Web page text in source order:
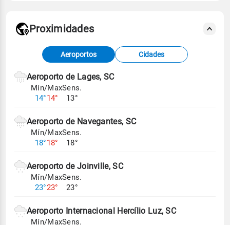
Fonte: dados combinados de estações
meteorológicas e satélite do Centro de Previsão
de Tempo e Estudos Climáticos (CPTEC).
Para obter mais informações sobre os dados
Proximidades
Aeroportos Cidades
Aeroporto de Lages, SC
Mín/Max
14°14°
Sens.
13°
Aeroporto de Navegantes, SC
Mín/Max
18°18°
Sens.
18°
Aeroporto de Joinville, SC
Mín/Max
23°23°
Sens.
23°
Aeroporto Internacional Hercílio Luz, SC
Mín/MaxSens.